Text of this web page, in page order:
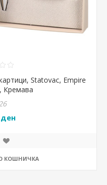
Statovac, Empire
Кремава
КОШНИЧКА